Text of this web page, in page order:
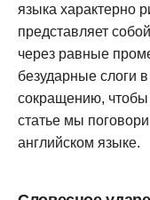
языка характерно
представляет
через равные
безударные слоги
сокращению,
статье мы
английском языке.